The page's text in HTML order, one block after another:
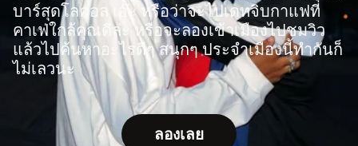
บาร์สุดโลคอล เอ๊ะ หรือว่าจะไปเดทจิบกาแฟที่
คาเฟ่ใกล้คุณดีล่ะ หรือจะลองเข้าเมืองไปชมวิว
แล้วไปค้นหาอะไรดีๆ สนุกๆ ประจำเมืองนี้ทำกันก็
ไม่เลวนะ
ลองเลย